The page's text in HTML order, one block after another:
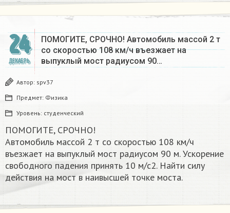
24
ДЕКАБРЬ
ПОМОГИТЕ, СРОЧНО! Автомобиль массой 2 т
со скоростью 108 км/ч въезжает на
выпуклый мост радиусом 90…
Автор: spv37
Предмет: Физика
Уровень: студенческий
ПОМОГИТЕ, СРОЧНО!
Автомобиль массой 2 т со скоростью 108 км/ч
въезжает на выпуклый мост радиусом 90 м. Ускорение
свободного падения принять 10 м/с2. Найти силу
действия на мост в наивысшей точке моста.